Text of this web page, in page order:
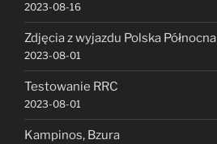
2023-08-16
Zdjęcia z wyjazdu Polska Północna
2023-08-01
Testowanie RRC
2023-08-01
Kampinos, Bzura